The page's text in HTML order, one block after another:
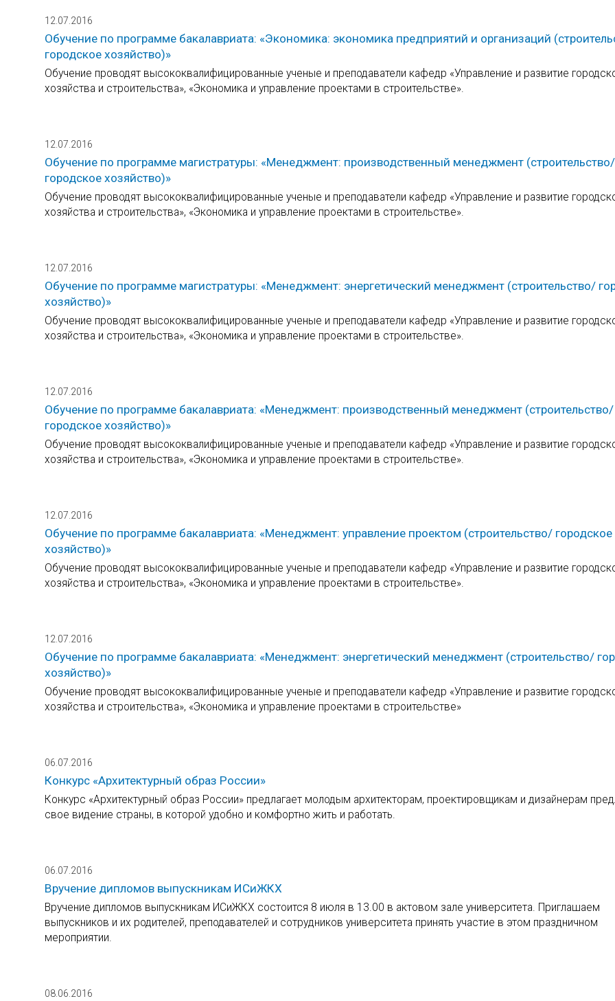
12.07.2016
Обучение по программе бакалавриата: «Экономика: экономика предприятий и организаций
городское хозяйство)»
Обучение проводят высококвалифицированные ученые и преподаватели кафедр «Управление и развитие
хозяйства и строительства», «Экономика и управление проектами в строительстве».
12.07.2016
Обучение по программе магистратуры: «Менеджмент: производственный менеджмент (строительство/
городское хозяйство)»
Обучение проводят высококвалифицированные ученые и преподаватели кафедр «Управление и развитие
хозяйства и строительства», «Экономика и управление проектами в строительстве».
12.07.2016
Обучение по программе магистратуры: «Менеджмент: энергетический менеджмент (строительство/
хозяйство)»
Обучение проводят высококвалифицированные ученые и преподаватели кафедр «Управление и развитие
хозяйства и строительства», «Экономика и управление проектами в строительстве».
12.07.2016
Обучение по программе бакалавриата: «Менеджмент: производственный менеджмент (строительство/
городское хозяйство)»
Обучение проводят высококвалифицированные ученые и преподаватели кафедр «Управление и развитие
хозяйства и строительства», «Экономика и управление проектами в строительстве».
12.07.2016
Обучение по программе бакалавриата: «Менеджмент: управление проектом (строительство/ городское
хозяйство)»
Обучение проводят высококвалифицированные ученые и преподаватели кафедр «Управление и развитие
хозяйства и строительства», «Экономика и управление проектами в строительстве».
12.07.2016
Обучение по программе бакалавриата: «Менеджмент: энергетический менеджмент (строительство/
хозяйство)»
Обучение проводят высококвалифицированные ученые и преподаватели кафедр «Управление и развитие
хозяйства и строительства», «Экономика и управление проектами в строительстве»
06.07.2016
Конкурс «Архитектурный образ России»
Конкурс «Архитектурный образ России» предлагает молодым архитекторам, проектировщикам и дизайнерам
свое видение страны, в которой удобно и комфортно жить и работать.
06.07.2016
Вручение дипломов выпускникам ИСиЖКХ
Вручение дипломов выпускникам ИСиЖКХ состоится 8 июля в 13.00 в актовом зале университета. Приглашаем
выпускников и их родителей, преподавателей и сотрудников университета принять участие в этом праздничном
мероприятии.
08.06.2016